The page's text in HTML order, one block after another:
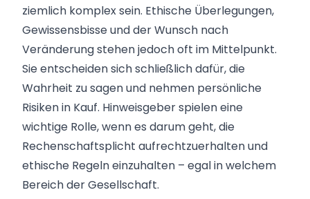
ziemlich komplex sein. Ethische Überlegungen,
Gewissensbisse und der Wunsch nach
Veränderung stehen jedoch oft im Mittelpunkt.
Sie entscheiden sich schließlich dafür, die
Wahrheit zu sagen und nehmen persönliche
Risiken in Kauf. Hinweisgeber spielen eine
wichtige Rolle, wenn es darum geht, die
Rechenschaftsplicht aufrechtzuerhalten und
ethische Regeln einzuhalten – egal in welchem
Bereich der Gesellschaft.